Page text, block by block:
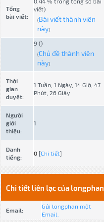
Tổng
bài viết:
viết)
(Bài viết thành viên
này)
9 ()
(Chủ đề thành viên
này)
Thời
gian
duyệt:
1 Tuần, 1 Ngày, 14 Giờ, 47
Phút, 26 Giây
Người
giới
thiệu:
1
Danh
tiếng:
0 [Chi tiết]
Chi tiết liên lạc của longphan
Email:
Gửi longphan một
Email.